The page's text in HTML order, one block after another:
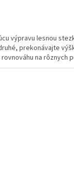
výpravu lesnou
prekonávajte
na rôznych